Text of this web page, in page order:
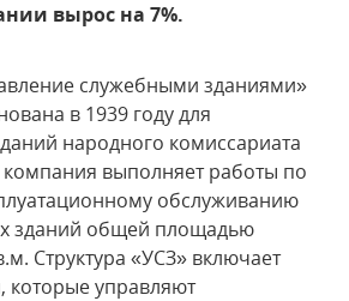
вырос на 7%.
служебными зданиями»
в 1939 году для
народного комиссариата
выполняет работы по
обслуживанию
зданий общей площадью
Структура «УСЗ» включает
которые управляют